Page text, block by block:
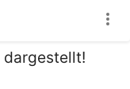
dargestellt!